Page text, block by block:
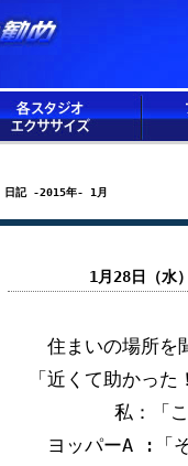
日記 -2015年- 1月
1月28日（水
住まいの場所を
「近くて助かっ
私：「こっち
ヨッパーA :「そ